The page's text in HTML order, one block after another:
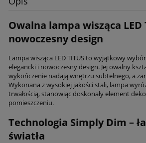
Owalna lampa wisząca LED
nowoczesny design
Lampa wisząca LED TITUS to wyjątkowy
elegancki i nowoczesny design. Jej owalny
wykończenie nadają wnętrzu subtelnego, a
Wykonana z wysokiej jakości stali, lampa
trwałością, stanowiąc doskonały element
pomieszczeniu.
Technologia Simply Dim –
światła